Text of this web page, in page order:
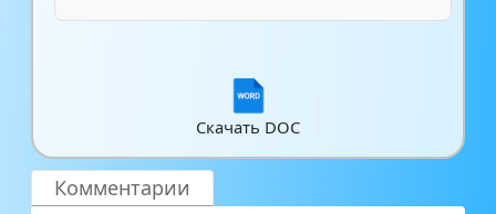
Скачать DOC
Комментарии